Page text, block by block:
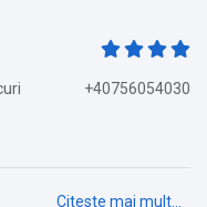
+40756054030
Citeste mai mult...